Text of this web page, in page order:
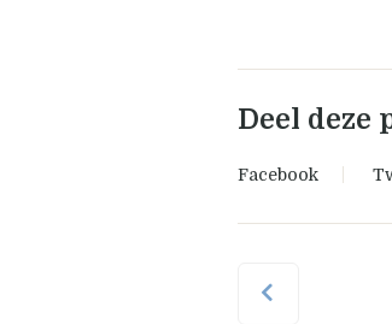
Deel deze
Facebook